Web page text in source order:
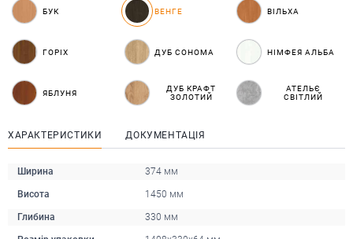
БУК ВЕНГЕ ВІЛЬХА
ГОРІХ ДУБ СОНОМА НІМФЕЯ АЛЬБА
ЯБЛУНЯ
ДУБ КРАФТ
ЗОЛОТИЙ
АТЕЛЬЄ
СВІТЛИЙ
ХАРАКТЕРИСТИКИ ДОКУМЕНТАЦІЯ
Ширина 374 мм
Висота 1450 мм
Глибина 330 мм